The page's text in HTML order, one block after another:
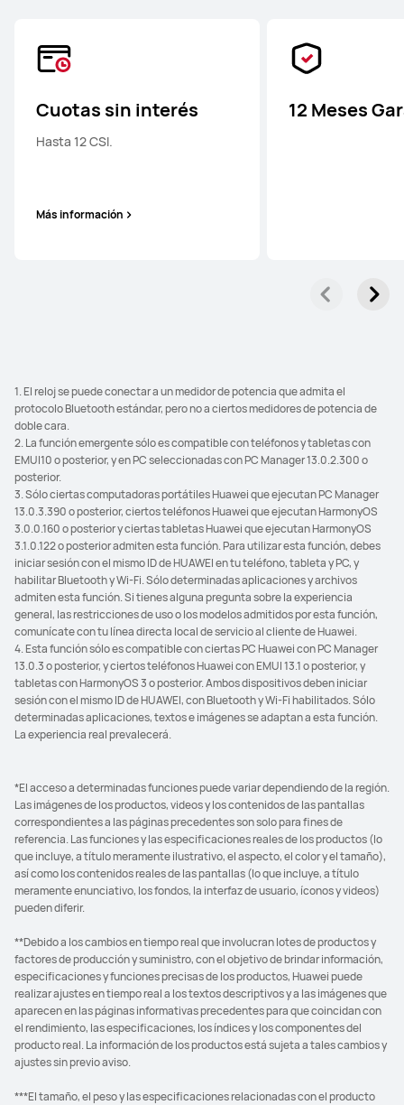
Cuotas sin interés
Hasta 12 CSI.
Más información
12 Meses
1. El reloj se puede conectar a un medidor de potencia que admita el
protocolo Bluetooth estándar, pero no a ciertos medidores de potencia de
doble cara.
2. La función emergente sólo es compatible con teléfonos y tabletas con
EMUI10 o posterior, y en PC seleccionadas con PC Manager 13.0.2.300 o
posterior.
3. Sólo ciertas computadoras portátiles Huawei que ejecutan PC Manager
13.0.3.390 o posterior, ciertos teléfonos Huawei que ejecutan HarmonyOS
3.0.0.160 o posterior y ciertas tabletas Huawei que ejecutan HarmonyOS
3.1.0.122 o posterior admiten esta función. Para utilizar esta función, debes
iniciar sesión con el mismo ID de HUAWEI en tu teléfono, tableta y PC, y
habilitar Bluetooth y Wi-Fi. Sólo determinadas aplicaciones y archivos
admiten esta función. Si tienes alguna pregunta sobre la experiencia
general, las restricciones de uso o los modelos admitidos por esta función,
comunícate con tu línea directa local de servicio al cliente de Huawei.
4. Esta función sólo es compatible con ciertas PC Huawei con PC Manager
13.0.3 o posterior, y ciertos teléfonos Huawei con EMUI 13.1 o posterior, y
tabletas con HarmonyOS 3 o posterior. Ambos dispositivos deben iniciar
sesión con el mismo ID de HUAWEI, con Bluetooth y Wi-Fi habilitados. Sólo
determinadas aplicaciones, textos e imágenes se adaptan a esta función.
La experiencia real prevalecerá.
*El acceso a determinadas funciones puede variar dependiendo de la región.
Las imágenes de los productos, videos y los contenidos de las pantallas
correspondientes a las páginas precedentes son solo para fines de
referencia. Las funciones y las especificaciones reales de los productos (lo
que incluye, a título meramente ilustrativo, el aspecto, el color y el tamaño),
así como los contenidos reales de las pantallas (lo que incluye, a título
meramente enunciativo, los fondos, la interfaz de usuario, íconos y videos)
pueden diferir.
**Debido a los cambios en tiempo real que involucran lotes de productos y
factores de producción y suministro, con el objetivo de brindar información,
especificaciones y funciones precisas de los productos, Huawei puede
realizar ajustes en tiempo real a los textos descriptivos y a las imágenes que
aparecen en las páginas informativas precedentes para que coincidan con
el rendimiento, las especificaciones, los índices y los componentes del
producto real. La información de los productos está sujeta a tales cambios y
ajustes sin previo aviso.
***El tamaño, el peso y las especificaciones relacionadas con el producto